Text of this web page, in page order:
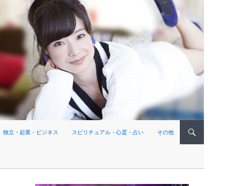
独立・起業・ビジネス スピリチュアル・心霊・占い その他